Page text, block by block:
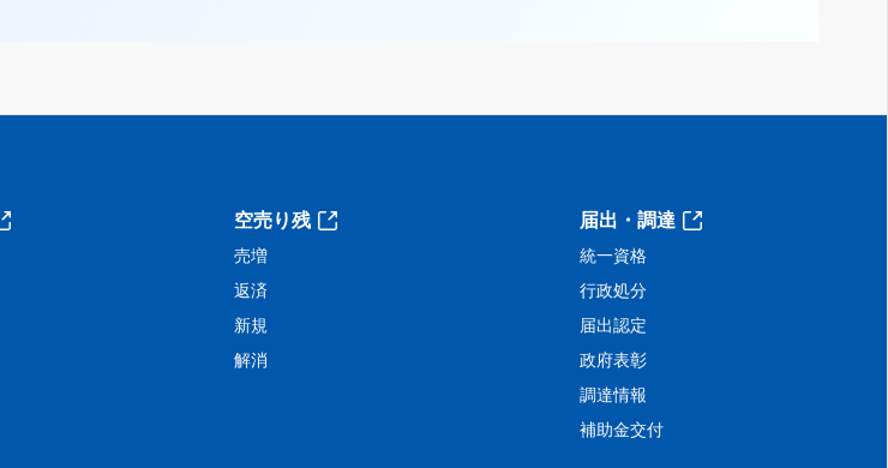
空売り残
売増
返済
新規
解消
届出・調達
統一資格
行政処分
届出認定
政府表彰
調達情報
補助金交付